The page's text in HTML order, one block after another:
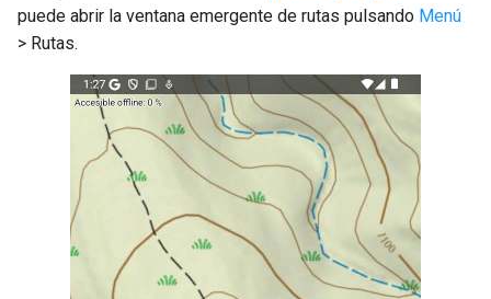
puede abrir la ventana emergente de rutas pulsando Menú
> Rutas.